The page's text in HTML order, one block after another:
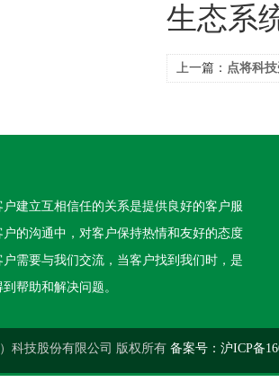
生态系
上一篇： 点将科
户建立互相信任的关系是提供良好的客户服
的沟通中，对客户保持热情和友好的态度
需要与我们交流，当客户找到我们时，是
帮助和解决问题。
科技股份有限公司 版权所有 备案号：沪ICP备